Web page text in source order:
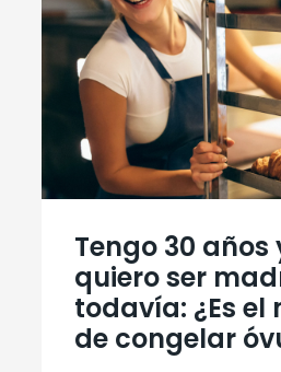
Tengo 30 años
quiero ser
todavía: ¿Es el
de congelar